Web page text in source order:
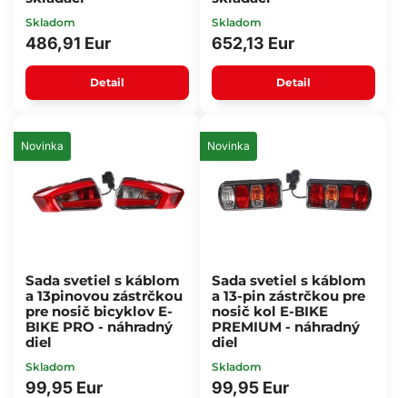
Skladom
486,91 Eur
Detail
Skladom
652,13 Eur
Detail
Novinka
Sada svetiel s káblom
a 13pinovou zástrčkou
pre nosič bicyklov E-
BIKE PRO - náhradný
diel
Skladom
99,95 Eur
Novinka
Sada svetiel s káblom
a 13-pin zástrčkou pre
nosič kol E-BIKE
PREMIUM - náhradný
diel
Skladom
99,95 Eur